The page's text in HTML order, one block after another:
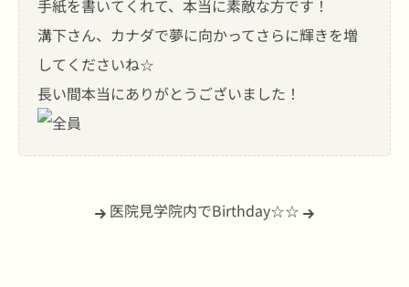
手紙を書いてくれて、本当に素敵な方です！
溝下さん、カナダで夢に向かってさらに輝きを増
してくださいね☆
長い間本当にありがとうございました！
医院見学院内でBirthday☆☆